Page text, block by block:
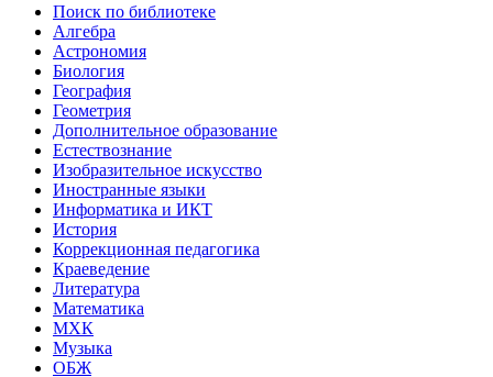
Поиск по библиотеке
Алгебра
Астрономия
Биология
География
Геометрия
Дополнительное образование
Естествознание
Изобразительное искусство
Иностранные языки
Информатика и ИКТ
История
Коррекционная педагогика
Краеведение
Литература
Математика
МХК
Музыка
ОБЖ